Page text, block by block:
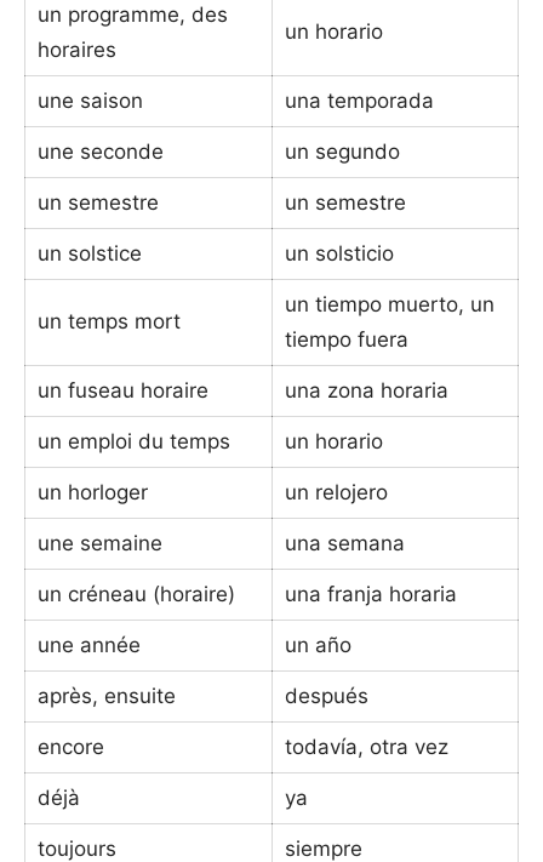
un programme, des
horaires
un horario
une saison una temporada
une seconde un segundo
un semestre un semestre
un solstice un solsticio
un temps mort
un tiempo muerto, un
tiempo fuera
un fuseau horaire una zona horaria
un emploi du temps un horario
un horloger un relojero
une semaine una semana
un créneau (horaire) una franja horaria
une année un año
après, ensuite después
encore todavía, otra vez
déjà ya
toujours siempre